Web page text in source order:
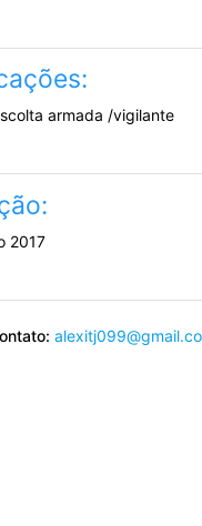
armada /vigilante
2017